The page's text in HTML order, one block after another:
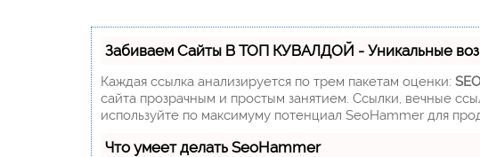
Забиваем Сайты В ТОП КУВАЛДОЙ - Уникальные
Каждая ссылка анализируется по трем пакетам оценки:
сайта прозрачным и простым занятием. Ссылки, вечные
используйте по максимуму потенциал SeoHammer для
Что умеет делать SeoHammer